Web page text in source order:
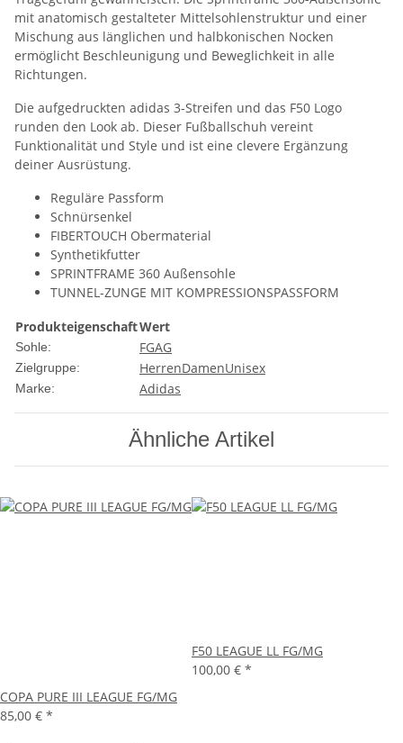
mit anatomisch gestalteter Mittelsohlenstruktur und einer
Mischung aus länglichen und halbkonischen Nocken
ermöglicht Beschleunigung und Beweglichkeit in alle
Richtungen.
Die aufgedruckten adidas 3-Streifen und das F50 Logo
runden den Look ab. Dieser Fußballschuh vereint
Funktionalität und Style und ist eine clevere Ergänzung
deiner Ausrüstung.
Reguläre Passform
Schnürsenkel
FIBERTOUCH Obermaterial
Synthetikfutter
SPRINTFRAME 360 Außensohle
TUNNEL-ZUNGE MIT KOMPRESSIONSPASSFORM
ProdukteigenschaftWert
Sohle: FGAG
Zielgruppe: HerrenDamenUnisex
Marke: Adidas
Ähnliche Artikel
COPA PURE III LEAGUE FG/MG
85,00 € *
F50 LEAGUE LL FG/MG
100,00 € *